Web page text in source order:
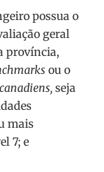
possua o
geral
província,
ou o
seja
mais
7; e